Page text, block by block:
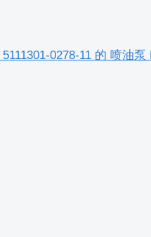
0278-11 的 喷油